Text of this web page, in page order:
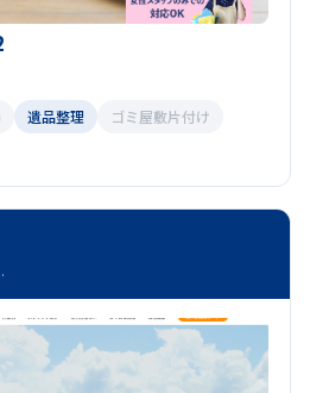
遺品整理
ゴミ屋敷片付け